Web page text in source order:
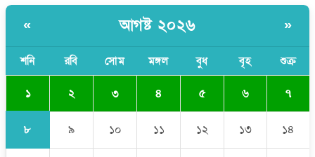
ওয়াজেদ জয়
সাকিব আল হাসানের বাড়িতে আগুন, পেট্রলবোমা বিস্ফোরণ
« আগষ্ট ২০২৬ »
শনি রবি সোম মঙ্গল বুধ বৃহ শুক্র
১ ২ ৩ ৪ ৫ ৬ ৭
৮ ৯ ১০ ১১ ১২ ১৩ ১৪